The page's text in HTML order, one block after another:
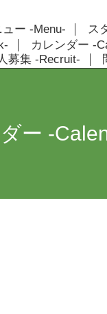
ュー -Menu- ス
カレンダー -
募集 -Recruit-
ー -